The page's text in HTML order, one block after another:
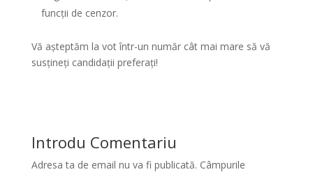
funcții de cenzor.
Vă așteptăm la vot într-un număr cât mai mare să vă
susțineți candidații preferați!
Introdu Comentariu
Adresa ta de email nu va fi publicată. Câmpurile